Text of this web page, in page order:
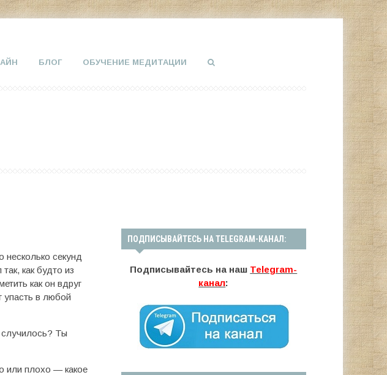
БЛОГ ОБУЧЕНИЕ МЕДИТАЦИИ
секунд
как будто из
как он вдруг
упасть в любой
Ты
или плохо — какое
ПОДПИСЫВАЙТЕСЬ НА TELEGRAM-КАНАЛ:
Подписывайтесь на наш Telegram-
канал: